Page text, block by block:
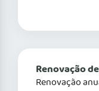
Renovação
Renovação